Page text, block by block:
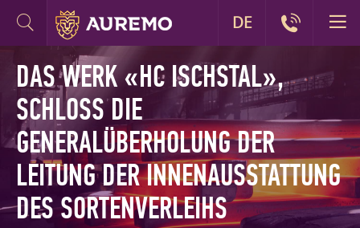
DAS WERK «HC ISCHSTAL»,
SCHLOSS DIE
GENERALÜBERHOLUNG DER
LEITUNG DER INNENAUSSTATTUNG
DES SORTENVERLEIHS
DE